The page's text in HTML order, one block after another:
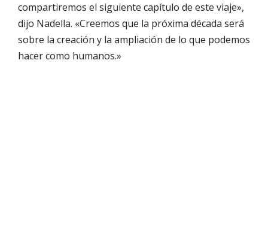
compartiremos el siguiente capítulo de este viaje»,
dijo Nadella. «Creemos que la próxima década será
sobre la creación y la ampliación de lo que podemos
hacer como humanos.»